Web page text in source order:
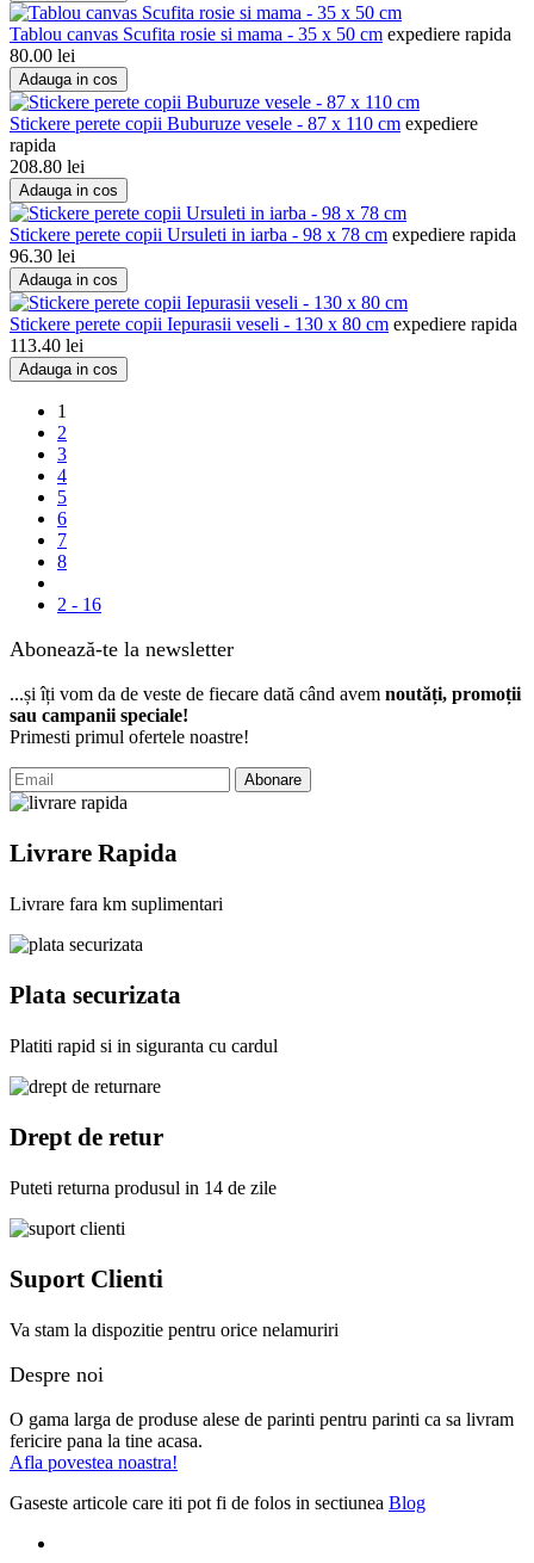
Tablou canvas Scufita rosie si mama - 35 x 50 cm expediere rapida
80.00 lei
Adauga in cos
Stickere perete copii Buburuze vesele - 87 x 110 cm expediere
rapida
208.80 lei
Adauga in cos
Stickere perete copii Ursuleti in iarba - 98 x 78 cm expediere rapida
96.30 lei
Adauga in cos
Stickere perete copii Iepurasii veseli - 130 x 80 cm expediere rapida
113.40 lei
Adauga in cos
1
2
3
4
5
6
7
8
2 - 16
Abonează-te la newsletter
...și îți vom da de veste de fiecare dată când avem noutăți, promoții
sau campanii speciale!
Primesti primul ofertele noastre!
Abonare
Livrare Rapida
Livrare fara km suplimentari
Plata securizata
Platiti rapid si in siguranta cu cardul
Drept de retur
Puteti returna produsul in 14 de zile
Suport Clienti
Va stam la dispozitie pentru orice nelamuriri
Despre noi
O gama larga de produse alese de parinti pentru parinti ca sa livram
fericire pana la tine acasa.
Afla povestea noastra!
Gaseste articole care iti pot fi de folos in sectiunea Blog